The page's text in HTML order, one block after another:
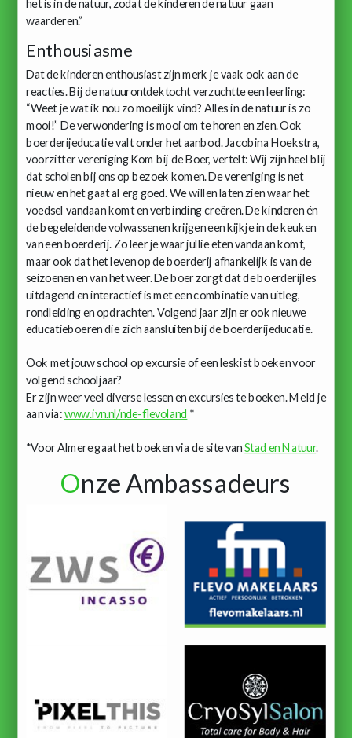
het is in de natuur, zodat de kinderen de natuur gaan
waarderen.’’
Enthousiasme
Dat de kinderen enthousiast zijn merk je vaak ook aan de
reacties. Bij de natuurontdektocht verzuchtte een leerling:
“Weet je wat ik nou zo moeilijk vind? Alles in de natuur is zo
mooi!” De verwondering is mooi om te horen en zien. Ook
boerderijeducatie valt onder het aanbod. Jacobina Hoekstra,
voorzitter vereniging Kom bij de Boer, vertelt: Wij zijn heel blij
dat scholen bij ons op bezoek komen. De vereniging is net
nieuw en het gaat al erg goed. We willen laten zien waar het
voedsel vandaan komt en verbinding creëren. De kinderen én
de begeleidende volwassenen krijgen een kijkje in de keuken
van een boerderij. Zo leer je waar jullie eten vandaan komt,
maar ook dat het leven op de boerderij afhankelijk is van de
seizoenen en van het weer. De boer zorgt dat de boerderijles
uitdagend en interactief is met een combinatie van uitleg,
rondleiding en opdrachten. Volgend jaar zijn er ook nieuwe
educatieboeren die zich aansluiten bij de boerderijeducatie.
Ook met jouw school op excursie of een leskist boeken voor
volgend schooljaar?
Er zijn weer veel diverse lessen en excursies te boeken. Meld je
aan via:www.ivn.nl/nde-flevoland *
*Voor Almere gaat het boeken via de site vanStad en Natuur.
Onze Ambassadeurs